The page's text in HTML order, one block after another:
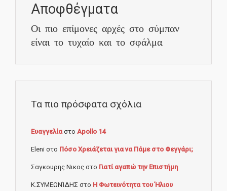
Αποφθέγματα
Οι πιο επίμονες αρχές στο σύμπαν
είναι το τυχαίο και το σφάλμα.
Τα πιο πρόσφατα σχόλια
Ευαγγελίαστο Apollo 14
Eleni στο Πόσο Χρειάζεται για να Πάμε στο Φεγγάρι;
Σαγκουρης Νικος στο Γιατί αγαπώ την Επιστήμη
Κ.ΣΥΜΕΩΝΊΔΗΣ στο Η Φωτεινότητα του Ήλιου